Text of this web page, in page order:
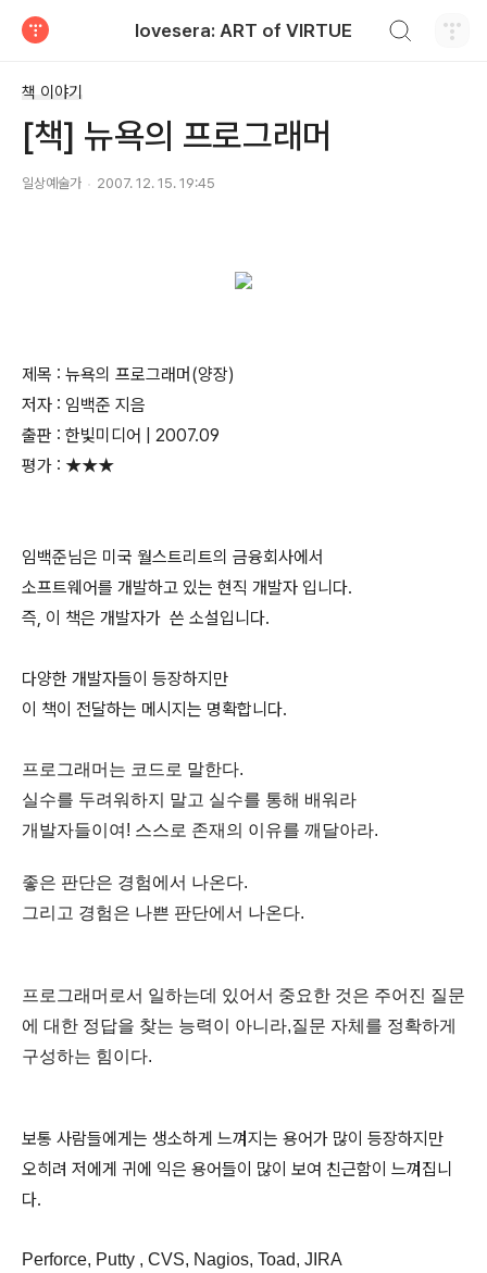
lovesera: ART of VIRTUE
책 이야기
[책] 뉴욕의 프로그래머
일상예술가 2007. 12. 15. 19:45
제목 : 뉴욕의 프로그래머(양장)
저자 : 임백준 지음
출판 : 한빛미디어 | 2007.09
평가 : ★★★
임백준님은 미국 월스트리트의 금융회사에서
소프트웨어를 개발하고 있는 현직 개발자 입니다.
즉, 이 책은 개발자가 쓴 소설입니다.
다양한 개발자들이 등장하지만
이 책이 전달하는 메시지는 명확합니다.
프로그래머는 코드로 말한다.
실수를 두려워하지 말고 실수를 통해 배워라
개발자들이여! 스스로 존재의 이유를 깨달아라.
좋은 판단은 경험에서 나온다.
그리고 경험은 나쁜 판단에서 나온다.
프로그래머로서 일하는데 있어서 중요한 것은 주어진 질문
에 대한 정답을 찾는 능력이 아니라,질문 자체를 정확하게
구성하는 힘이다.
보통 사람들에게는 생소하게 느껴지는 용어가 많이 등장하지만
오히려 저에게 귀에 익은 용어들이 많이 보여 친근함이 느껴집니
다.
Perforce, Putty , CVS, Nagios, Toad, JIRA